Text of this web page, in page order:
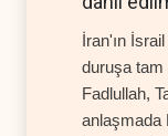
İran'ın
duruşa tam
Fadlullah,
anlaşmada